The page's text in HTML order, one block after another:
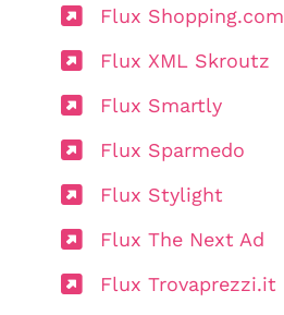
Flux Shopping.com
Flux XML Skroutz
Flux Smartly
Flux Sparmedo
Flux Stylight
Flux The Next Ad
Flux Trovaprezzi.it